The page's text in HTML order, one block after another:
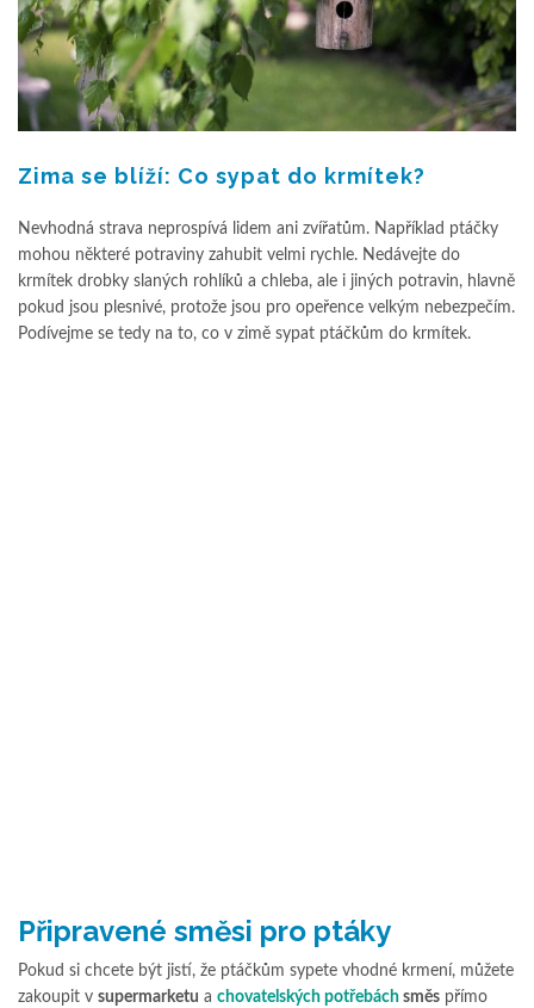
Zima se blíží: Co sypat do krmítek?
Nevhodná strava neprospívá lidem ani zvířatům. Například ptáčky
mohou některé potraviny zahubit velmi rychle. Nedávejte do
krmítek drobky slaných rohlíků a chleba, ale i jiných potravin, hlavně
pokud jsou plesnivé, protože jsou pro opeřence velkým nebezpečím.
Podívejme se tedy na to, co v zimě sypat ptáčkům do krmítek.
Připravené směsi pro ptáky
Pokud si chcete být jistí, že ptáčkům sypete vhodné krmení, můžete
zakoupit v supermarketu a chovatelských potřebách směs přímo